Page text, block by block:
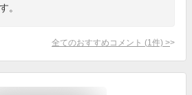
。
全てのおすすめコメント (1 件) >